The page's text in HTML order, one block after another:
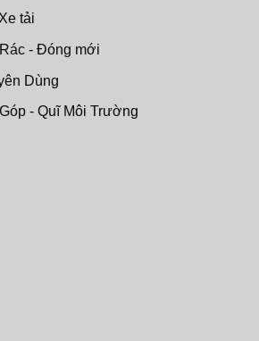
tải
- Đóng mới
Dùng
- Quĩ Môi Trường